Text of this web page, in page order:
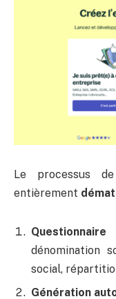
Le processus
entièrement
dénomination
social,
Génération